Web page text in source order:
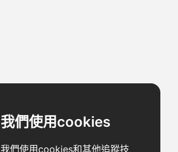
我們使用cookies
我們使用cookies和其他追蹤技